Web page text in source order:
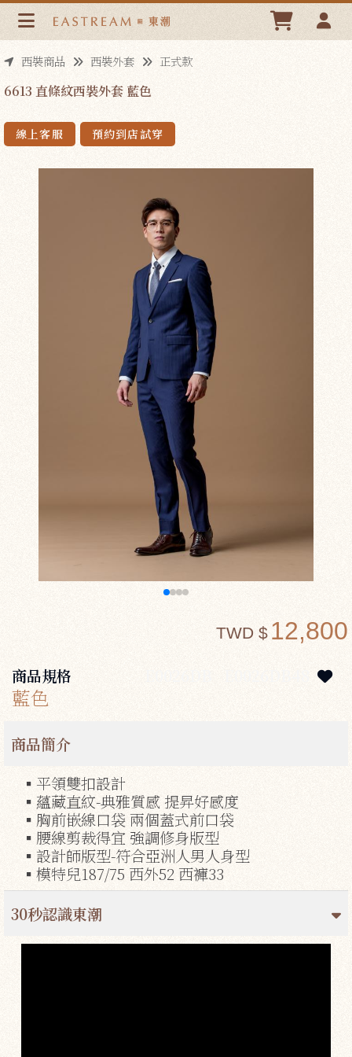
6613 直條紋西裝外套 藍色 | 東潮時裝西服EASTREAM
西裝商品 西裝外套 正式款
6613 直條紋西裝外套 藍色
線上客服 預約到店試穿
12,800
TWD $
商品規格
藍色
商品簡介
▪平領雙扣設計
▪蘊藏直紋-典雅質感 提昇好感度
▪胸前嵌線口袋 兩個蓋式前口袋
▪腰線剪裁得宜 強調修身版型
▪設計師版型-符合亞洲人男人身型
▪模特兒187/75 西外52 西褲33
30秒認識東潮